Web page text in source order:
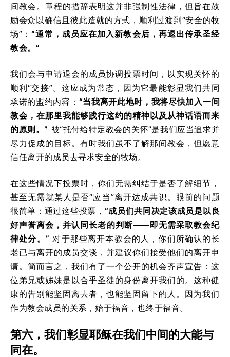
间教会。章程的措辞表明这并非强制性法律，但旨在鼓
励会众以确信且彼此造就的方式，顺利过渡到“安全的牧
场”：“通常，成员应在加入新教会后，再退出传承圣经
教会。”
我们会与申请退会的成员协调投票时间，以实现关怀的
顺利“交接”。这应成为常态，因为它最能彰显我们共同
承诺的盟约内容： “当我离开此地时，我将尽快加入一间
教会，在那里我能够践行这约的精神以及从神话语而来
的原则。” 被“托付给特定教会的关怀”是我们应当追求并
尽力促成的目标。有时我们虽不了解那间教会，但愿意
信任离开的成员去寻求安全的牧场。
在这些情况下投票时，你们无需纠结于是否了解细节，
甚至无需就某人是否“应当”离开达成共识。眼前的问题
很简单：通过这些投票， “成员们共同决定该成员是以良
好声誉离会，并认同长老的判断——即无需采取教会纪
律处分。” 对于那些离开本教会的人，你们所确认的长
老已与离开的成员交谈，并建议你们接受他们的离开申
请。简而言之，我们有了一个公开的机会齐声宣告：这
位弟兄或姊妹是以合乎圣徒的身份离开我们的。这种健
康的告别能坚固离去者，也能坚固留下的人。因为我们
作为教会成员的关系，始于福音，也终于福音。
第六，我们彰显耶稣在我们中间的大能与
同在。